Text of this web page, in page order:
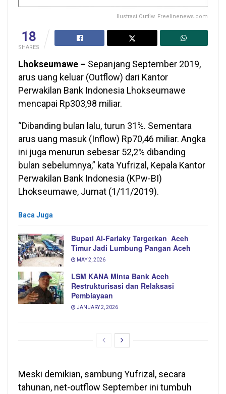
Ilustrasi Outflw. Freelinenews.com
18
SHARES
Lhokseumawe – Sepanjang September 2019,
arus uang keluar (Outflow) dari Kantor
Perwakilan Bank Indonesia Lhokseumawe
mencapai Rp303,98 miliar.
“Dibanding bulan lalu, turun 31%. Sementara
arus uang masuk (Inflow) Rp70,46 miliar. Angka
ini juga menurun sebesar 52,2% dibanding
bulan sebelumnya,” kata Yufrizal, Kepala Kantor
Perwakilan Bank Indonesia (KPw-BI)
Lhokseumawe, Jumat (1/11/2019).
Baca Juga
Bupati Al-Farlaky Targetkan Aceh
Timur Jadi Lumbung Pangan Aceh
MAY 2, 2026
LSM KANA Minta Bank Aceh
Restrukturisasi dan Relaksasi
Pembiayaan
JANUARY 2, 2026
Meski demikian, sambung Yufrizal, secara
tahunan, net-outflow September ini tumbuh